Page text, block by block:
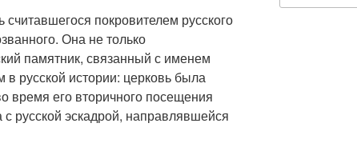
покровителем русского
Она не только
памятник, связанный с именем
русской истории: церковь была
время его вторичного посещения
русской эскадрой, направлявшейся